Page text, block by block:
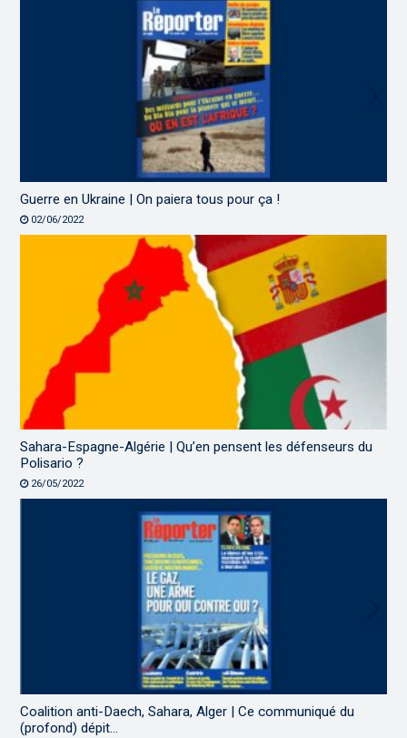
Guerre en Ukraine | On paiera tous pour ça !
02/06/2022
Sahara-Espagne-Algérie | Qu’en pensent les défenseurs du
Polisario ?
26/05/2022
Coalition anti-Daech, Sahara, Alger | Ce communiqué du
(profond) dépit…